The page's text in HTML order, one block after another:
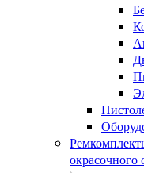
окрасочного